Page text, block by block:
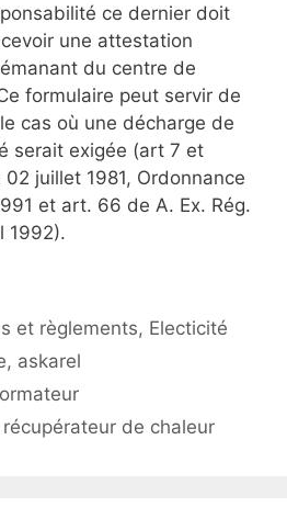
ce dernier doit
une attestation
du centre de
formulaire peut servir de
cas où une décharge de
serait exigée (art 7 et
juillet 1981, Ordonnance
et art. 66 de A. Ex. Rég.
1992).
et règlements, Electicité
, askarel
récupérateur de chaleur